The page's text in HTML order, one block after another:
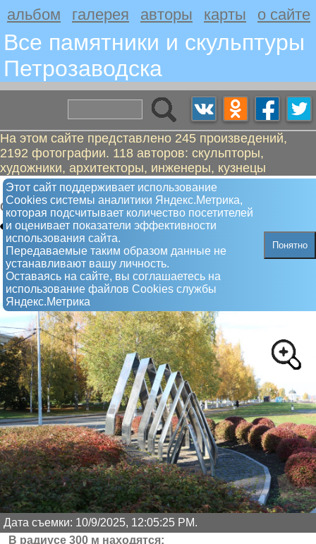
альбом галерея авторы карты о сайте
Все памятники и скульптуры
Петрозаводскa
На этом сайте представлено 245 произведений,
2192 фотографии. 118 авторов: скульпторы,
художники, архитекторы, инженеры, кузнецы
Этот сайт поддерживает использование
Сookies системы аналитики Яндекс.Метрика,
которая подсчитывает количество посетителей
и оценивает показатели эффективности
использования сайта.
Передаваемые таким образом данные не
устанавливают вашу личность.
Оставаясь на сайте, вы соглашаетесь на
использование файлов Сookies службы
Яндекс.Метрика
Понятно
Волна дружбы
Скульптура
Дата съемки: 10/9/2025, 12:05:25 PM.
В радиусе 300 м находятся: